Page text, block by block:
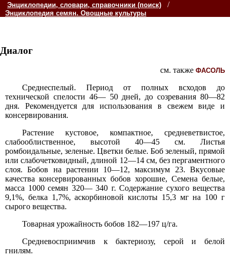
Энциклопедии, словари, справочники (поиск) /
Энциклопедия семян. Овощные культуры
Диалог
см. также ФАСОЛЬ
Среднеспелый. Период от полных всходов до
технической спелости 46— 50 дней, до созревания 80—82
дня. Рекомендуется для использования в свежем виде и
консервирования.
Растение кустовое, компактное, средневетвистое,
слабооблиственное, высотой 40—45 см. Листья
ромбоидальные, зеленые. Цветки белые. Боб зеленый, прямой
или слабочетковидный, длиной 12—14 см, без пергаментного
слоя. Бобов на растении 10—12, максимум 23. Вкусовые
качества консервированных бобов хорошие, Семена белые,
масса 1000 семян 320— 340 г. Содержание сухого вещества
9,1%, белка 1,7%, аскорбиновой кислоты 15,3 мг на 100 г
сырого вещества.
Товарная урожайность бобов 182—197 ц/га.
Средневосприимчив к бактериозу, серой и белой
гнилям.